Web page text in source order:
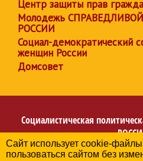
Центр защиты прав
Молодежь СПРАВЕДЛИВОЙ
РОССИИ
Социал-демократический
женщин России
Домсовет
Социалистическая
Региональное отделение
Сайт использует cookie-
пользоваться сайтом без